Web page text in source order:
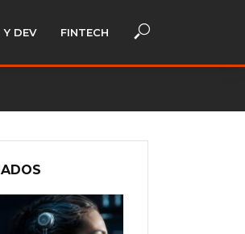
Y DEV FINTECH